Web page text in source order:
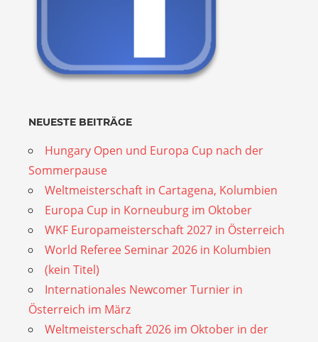
NEUESTE BEITRÄGE
Hungary Open und Europa Cup nach der
Sommerpause
Weltmeisterschaft in Cartagena, Kolumbien
Europa Cup in Korneuburg im Oktober
WKF Europameisterschaft 2027 in Österreich
World Referee Seminar 2026 in Kolumbien
(kein Titel)
Internationales Newcomer Turnier in
Österreich im März
Weltmeisterschaft 2026 im Oktober in der